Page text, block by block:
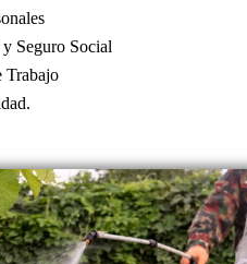
Seguro Social
Trabajo